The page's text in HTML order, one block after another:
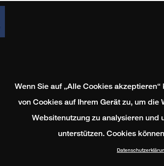
Wenn Sie auf „Alle Cookies
von Cookies auf Ihrem Gerät zu, um
Websitenutzung zu analysieren und
unterstützen. Cookies